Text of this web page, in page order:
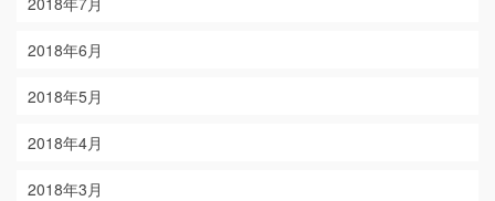
2018年6月
2018年5月
2018年4月
2018年3月